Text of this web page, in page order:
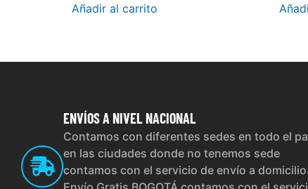
Añadir al carrito
ENVÍOSA NIVEL NACIONAL
Contamos con diferentes sedes en todo el
en las ciudades donde no tenemos sede
contamos con el servicio de envío a